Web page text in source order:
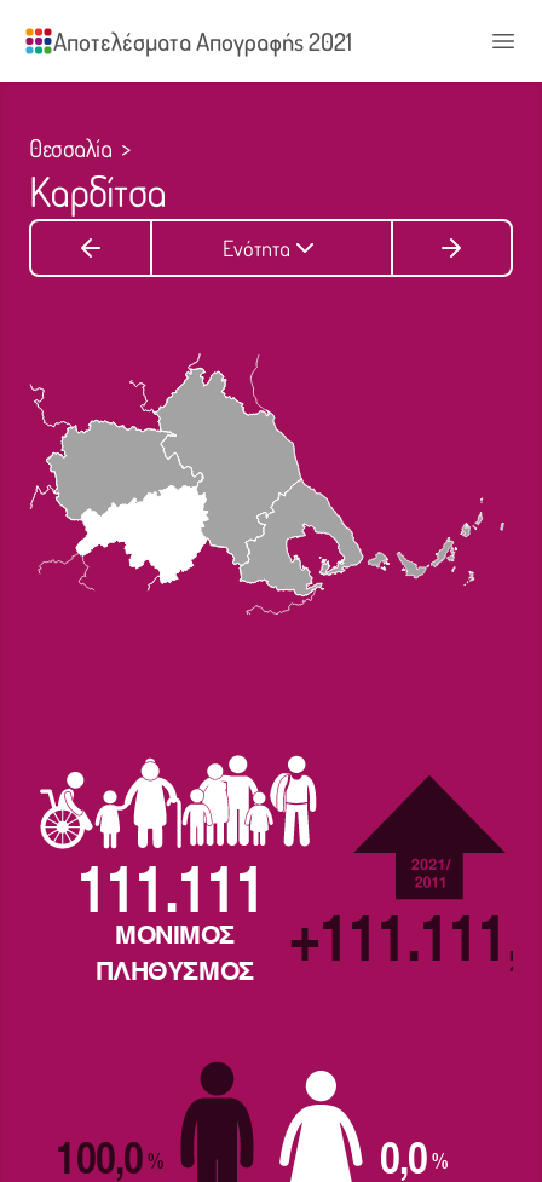
Αποτελέσματα Απογραφής 2021
Θεσσαλία >
Καρδίτσα
Ενότητα
111.111
ΜΟΝΙΜΟΣ
ΠΛΗΘΥΣΜΟΣ
100,0% 0,0%